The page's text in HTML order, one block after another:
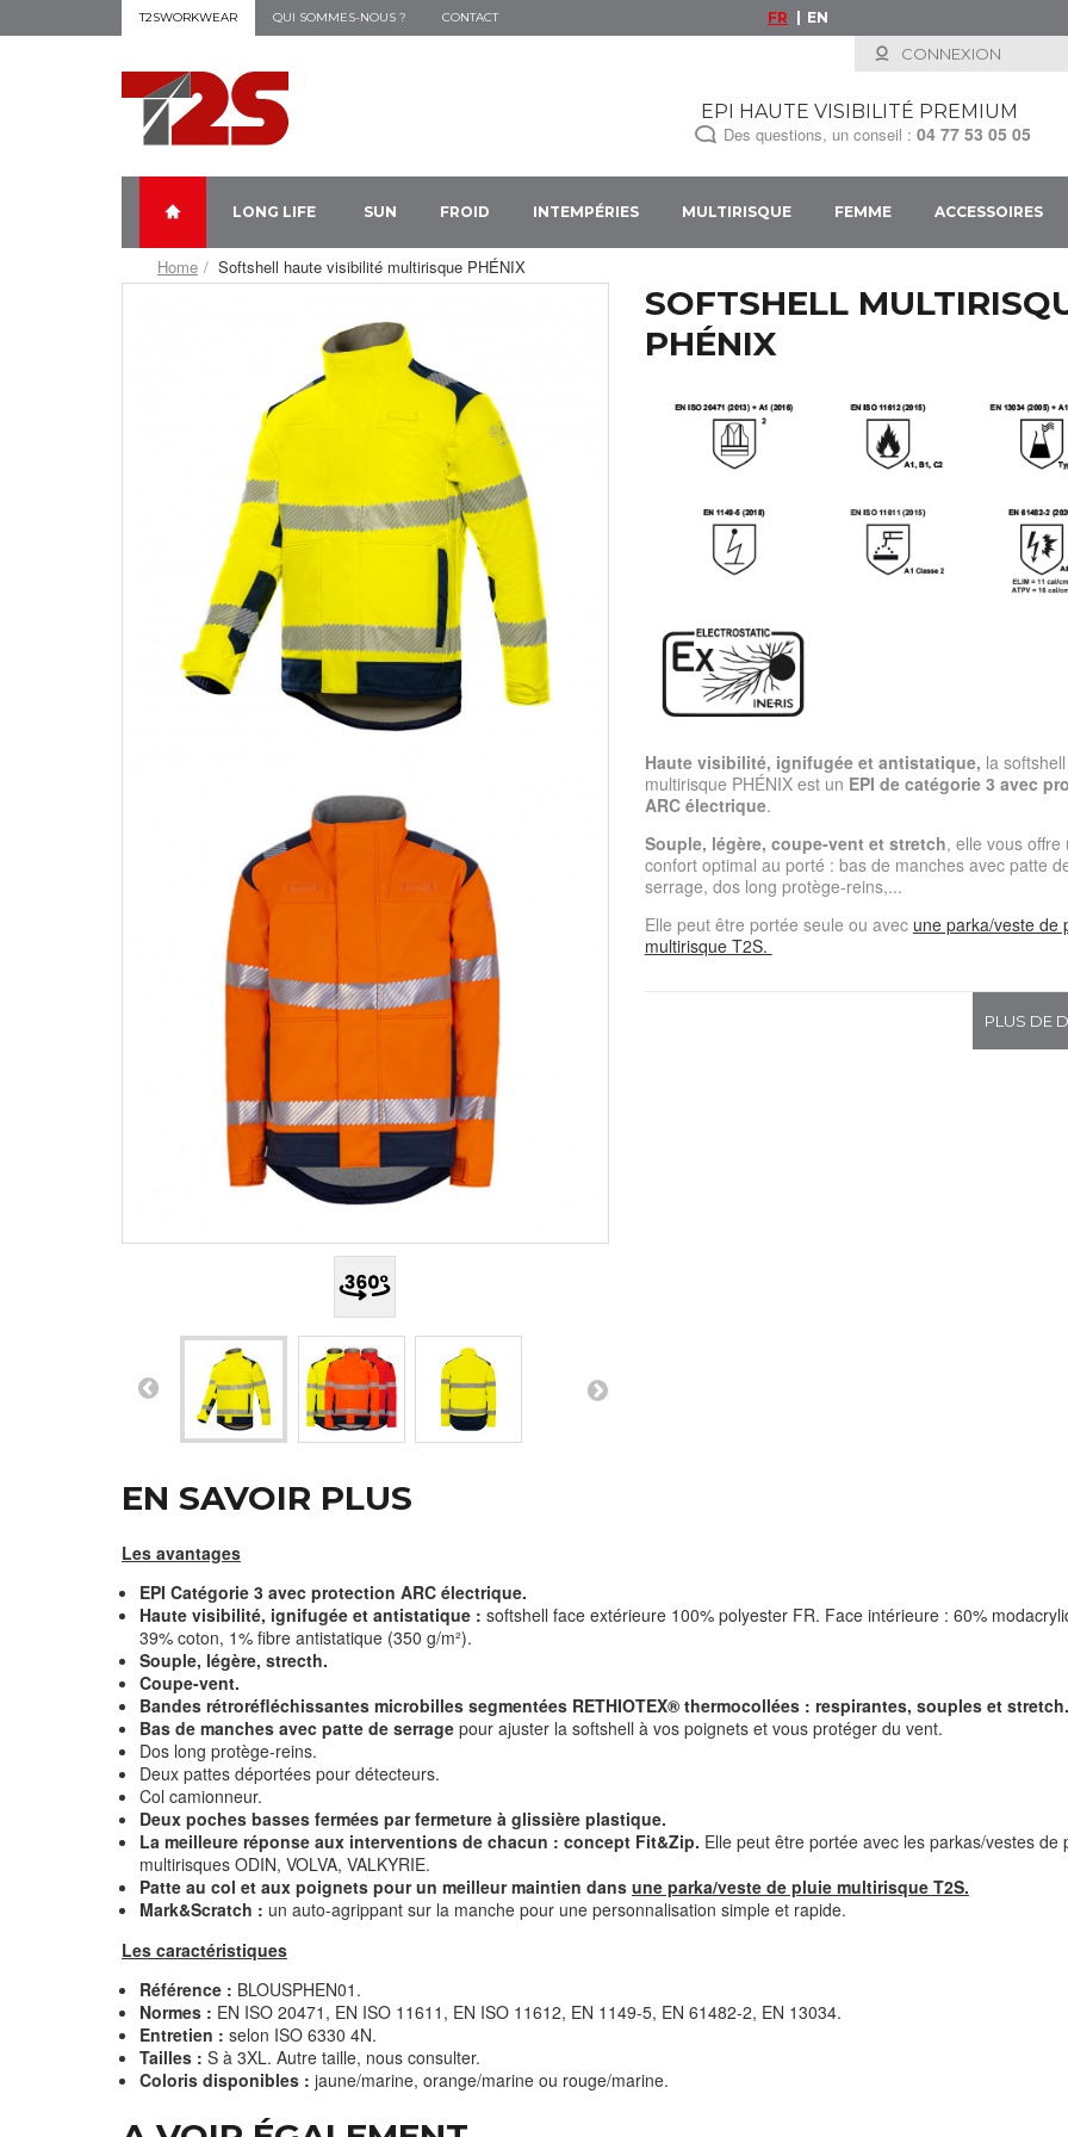
T2SWORKWEAR QUI SOMMES-NOUS ? CONTACT FR EN
CONNEXION
EPI HAUTE VISIBILITÉ PREMIUM
Des questions, un conseil : 04 77 53 05 05
LONG LIFE SUN FROID INTEMPÉRIES MULTIRISQUE FEMME ACCESSOIRES
Home Softshell haute visibilité multirisque PHÉNIX
SOFTSHELL
PHÉNIX
Haute visibilité, ignifugée et antistatique, la softshell
multirisque PHÉNIX est un EPI de catégorie 3 avec
ARC électrique.
Souple, légère, coupe-vent et stretch, elle vous offre
confort optimal au porté : bas de manches avec patte
serrage, dos long protège-reins,...
Elle peut être portée seule ou avec une parka/veste de
multirisque T2S.
PLUS DE
EN SAVOIR PLUS
Les avantages
EPI Catégorie 3 avec protection ARC électrique.
Haute visibilité, ignifugée et antistatique : softshell face extérieure 100% polyester FR. Face intérieure : 60%
39% coton, 1% fibre antistatique (350 g/m²).
Souple, légère, strecth.
Coupe-vent.
Bandes rétroréfléchissantes microbilles segmentées RETHIOTEX® thermocollées : respirantes, souples et stretch.
Bas de manches avec patte de serrage pour ajuster la softshell à vos poignets et vous protéger du vent.
Dos long protège-reins.
Deux pattes déportées pour détecteurs.
Col camionneur.
Deux poches basses fermées par fermeture à glissière plastique.
La meilleure réponse aux interventions de chacun : concept Fit&Zip. Elle peut être portée avec les parkas/vestes de
multirisques ODIN, VOLVA, VALKYRIE.
Patte au col et aux poignets pour un meilleur maintien dans une parka/veste de pluie multirisque T2S.
Mark&Scratch : un auto-agrippant sur la manche pour une personnalisation simple et rapide.
Les caractéristiques
Référence : BLOUSPHEN01.
Normes : EN ISO 20471, EN ISO 11611, EN ISO 11612, EN 1149-5, EN 61482-2, EN 13034.
Entretien : selon ISO 6330 4N.
Tailles : S à 3XL. Autre taille, nous consulter.
Coloris disponibles : jaune/marine, orange/marine ou rouge/marine.